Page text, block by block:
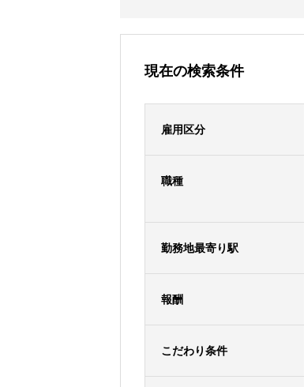
現在の検索条件
雇用区分
職種
勤務地最寄り駅
報酬
こだわり条件